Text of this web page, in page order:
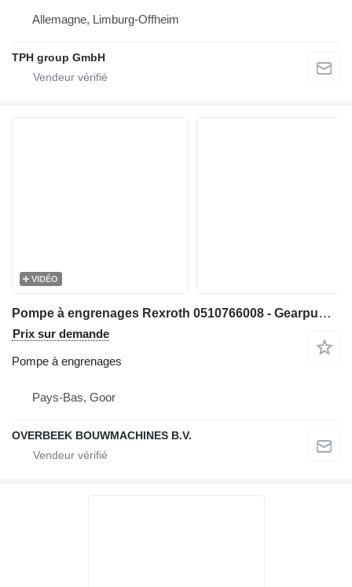
Allemagne, Limburg-Offheim
TPH group GmbH
VIDÉO
Pompe à engrenages Rexroth 0510766008 - Gearpump/Zahnradpumpe/Tandwielpomp pour matériel de TP
Prix sur demande
Pompe à engrenages
Pays-Bas, Goor
OVERBEEK BOUWMACHINES B.V.